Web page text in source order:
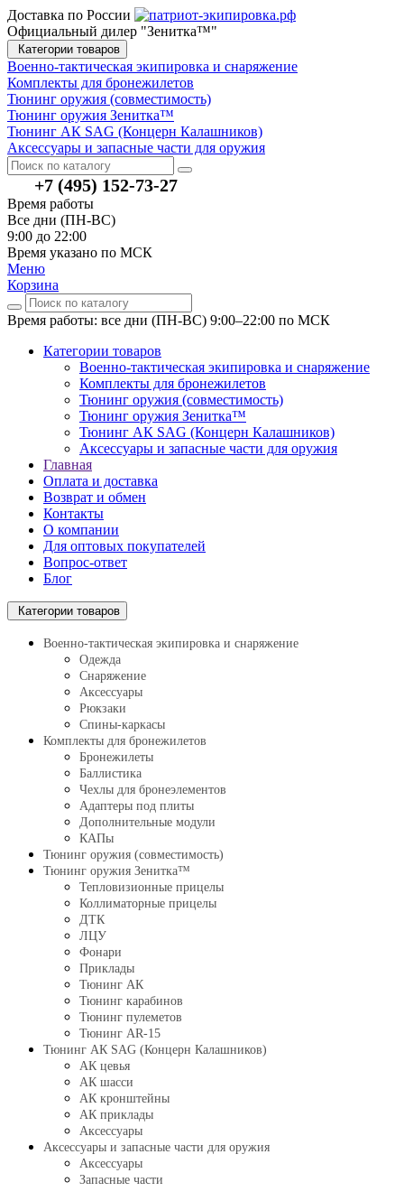
Доставка по России
Официальный дилер "Зенитка™"
Категории товаров
Военно-тактическая экипировка и снаряжение
Комплекты для бронежилетов
Тюнинг оружия (совместимость)
Тюнинг оружия Зенитка™
Тюнинг АК SAG (Концерн Калашников)
Аксессуары и запасные части для оружия
+7 (495) 152-73-27
Время работы
Все дни (ПН-ВС)
9:00 до 22:00
Время указано по МСК
Меню
Корзина
Время работы: все дни (ПН-ВС) 9:00–22:00 по МСК
Категории товаров
Военно-тактическая экипировка и снаряжение
Комплекты для бронежилетов
Тюнинг оружия (совместимость)
Тюнинг оружия Зенитка™
Тюнинг АК SAG (Концерн Калашников)
Аксессуары и запасные части для оружия
Главная
Оплата и доставка
Возврат и обмен
Контакты
О компании
Для оптовых покупателей
Вопрос-ответ
Блог
Категории товаров
Военно-тактическая экипировка и снаряжение
Одежда
Снаряжение
Аксессуары
Рюкзаки
Спины-каркасы
Комплекты для бронежилетов
Бронежилеты
Баллистика
Чехлы для бронеэлементов
Адаптеры под плиты
Дополнительные модули
КАПы
Тюнинг оружия (совместимость)
Тюнинг оружия Зенитка™
Тепловизионные прицелы
Коллиматорные прицелы
ДТК
ЛЦУ
Фонари
Приклады
Тюнинг АК
Тюнинг карабинов
Тюнинг пулеметов
Тюнинг AR-15
Тюнинг АК SAG (Концерн Калашников)
АК цевья
АК шасси
АК кронштейны
АК приклады
Аксессуары
Аксессуары и запасные части для оружия
Аксессуары
Запасные части